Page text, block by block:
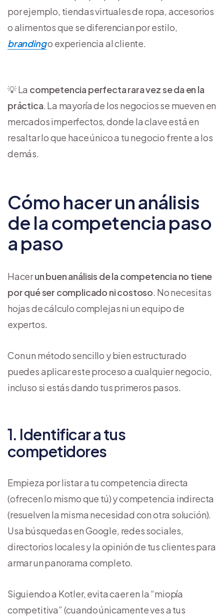
por ejemplo, tiendas virtuales de ropa, accesorios
o alimentos que se diferencian por estilo,
brandingo experiencia al cliente.
💡 La competencia perfecta rara vez se da en la
práctica. La mayoría de los negocios se mueven en
mercados imperfectos, donde la clave está en
resaltar lo que hace único a tu negocio frente a los
demás.
Cómo hacer un análisis
de la competencia paso
a paso
Hacerun buen análisis de la competencia no tiene
por qué ser complicado ni costoso. No necesitas
hojas de cálculo complejas ni un equipo de
expertos.
Con un método sencillo y bien estructurado
puedes aplicar este proceso a cualquier negocio,
incluso si estás dando tus primeros pasos.
1. Identificar a tus
competidores
Empieza por listar a tu competencia directa
(ofrecen lo mismo que tú) y competencia indirecta
(resuelven la misma necesidad con otra solución).
Usa búsquedas en Google, redes sociales,
directorios locales y la opinión de tus clientes para
armar un panorama completo.
Siguiendo a Kotler, evita caer en la “miopía
competitiva” (cuando únicamente ves a tus